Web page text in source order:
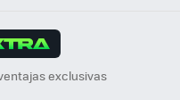
exclusivas